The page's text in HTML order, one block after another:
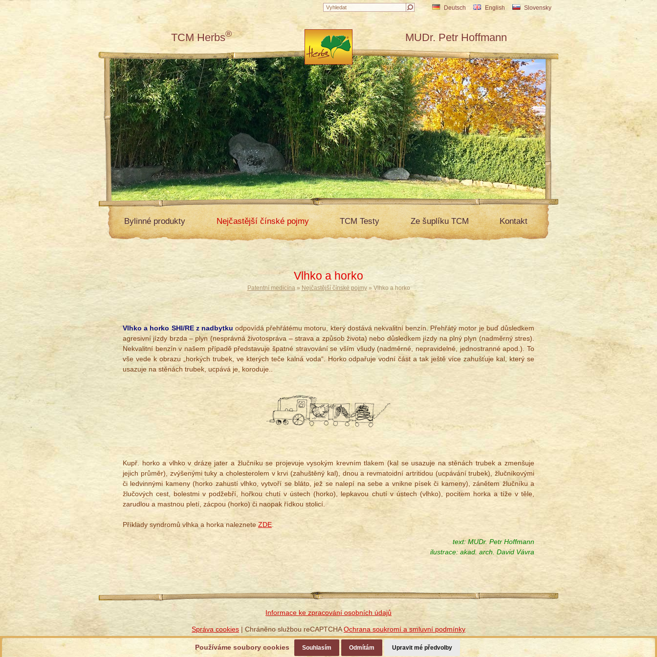
Používáme soubory cookies Souhlasím Odmítám Upravit mé předvolby
Deutsch English Slovensky
TCM Herbs® MUDr. Petr Hoffmann
Bylinné produkty Nejčastější čínské pojmy TCM Testy Ze šuplíku TCM Kontakt
Vlhko a horko
Patentní medicína » Nejčastější čínské pojmy» Vlhko a horko
Vlhko a horko SHI/RE z nadbytku odpovídá přehřátému motoru, který dostává nekvalitní benzín. Přehřátý motor je buď důsledkem
agresivní jízdy brzda – plyn (nesprávná životospráva – strava a způsob života) nebo důsledkem jízdy na plný plyn (nadměrný stres).
Nekvalitní benzín v našem případě představuje špatné stravování se vším všudy (nadměrné, nepravidelné, jednostranné apod.). To
vše vede k obrazu „horkých trubek, ve kterých teče kalná voda“. Horko odpařuje vodní část a tak ještě více zahušťuje kal, který se
usazuje na stěnách trubek, ucpává je, koroduje..
Kupř. horko a vlhko v dráze jater a žlučníku se projevuje vysokým krevním tlakem (kal se usazuje na stěnách trubek a zmenšuje
jejich průměr), zvýšenými tuky a cholesterolem v krvi (zahuštěný kal), dnou a revmatoidní artritidou (ucpávání trubek), žlučníkovými
či ledvinnými kameny (horko zahustí vlhko, vytvoří se bláto, jež se nalepí na sebe a vnikne písek či kameny), zánětem žlučníku a
žlučových cest, bolestmi v podžebří, hořkou chutí v ústech (horko), lepkavou chutí v ústech (vlhko), pocitem horka a tíže v těle,
zarudlou a mastnou pletí, zácpou (horko) či naopak řídkou stolicí.
Příklady syndromů vlhka a horka naleznete ZDE
text: MUDr. Petr Hoffmann
ilustrace: akad. arch. David Vávra
Informace ke zpracování osobních údajů
Správa cookies | Chráněno službou reCAPTCHAOchrana soukromí a smluvní podmínky
© TCM Herbs, s.r.o., vyrobilSimopt, s.r.o.